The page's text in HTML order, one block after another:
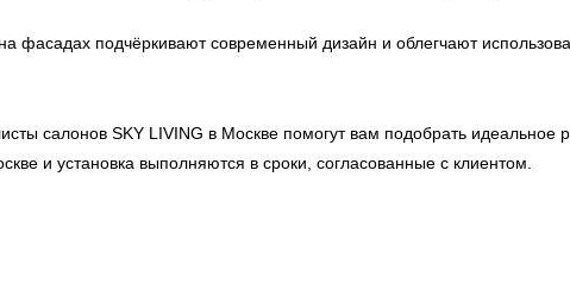
фасадах подчёркивают современный дизайн и облегчают
салонов SKY LIVING в Москве помогут вам подобрать
и установка выполняются в сроки, согласованные с клиентом.